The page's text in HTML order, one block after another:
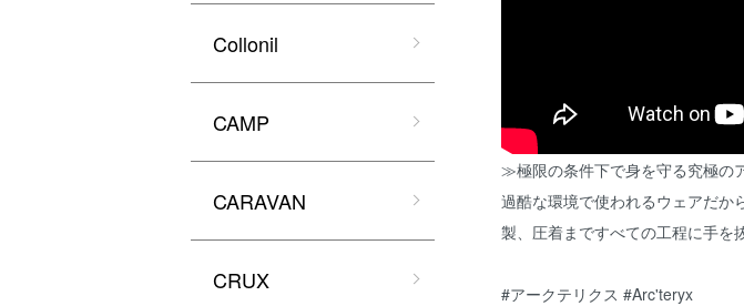
≫極限の条件下で身を守る究極の
過酷な環境で使われるウェアだか
製、圧着まですべての工程に手を
#アークテリクス #Arc'teryx
Collonil
CAMP
CARAVAN
CRUX